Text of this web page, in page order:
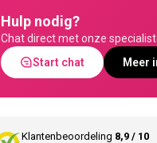
Hulp nodig?
Chat direct met onze
Start chat
Meer
Klantenbeoordeling 8,9 / 10